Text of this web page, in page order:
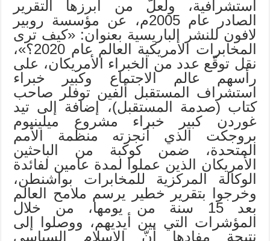
استشرافية، ولعلّ من أبرزها التقرير
الصادر عام 2005م، عن مؤسسة روبير
لافون للنشر الباريسية بعنوان: «كيف ترى
المخابرات الأمريكية العالم عام 2020؟»،
نقل توقّع عدد من الخبراء الأمريكان، على
رأسهم عالم الاجتماع وكبير خبراء
استشراف المستقبل ألفين توفلر صاحب
كتاب (صدمة المستقبل)، إضافة إلى تيد
غوردن كبير خبراء مشروع ميلينيوم
بروجكت الذي أنجزته منظمة الأمم
المتحدة، ضمن كوكبة من الباحثين
الأمريكان الذين عملوا لمدة عامين لفائدة
الوكالة المركزية للمخابرات بواشنطن،
وخرجوا بتقرير خطير يرسم ملامح العالم
بعد 15 سنة من يومها، من خلال
المؤشرات التي بين أيديهم، ووصلوا إلى
نتيجة مفادها أنّ الإسلام السياسي